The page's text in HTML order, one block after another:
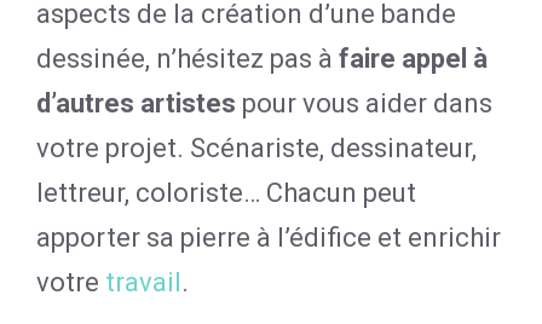
aspects de la création d’une bande
dessinée, n’hésitez pas à faire appel à
d’autres artistes pour vous aider dans
votre projet. Scénariste, dessinateur,
lettreur, coloriste… Chacun peut
apporter sa pierre à l’édifice et enrichir
votre travail.